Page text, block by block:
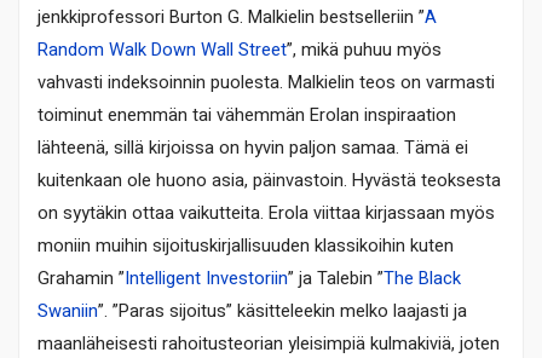
jenkkiprofessori Burton G. Malkielin bestselleriin ”A
Random Walk Down Wall Street”, mikä puhuu myös
vahvasti indeksoinnin puolesta. Malkielin teos on varmasti
toiminut enemmän tai vähemmän Erolan inspiraation
lähteenä, sillä kirjoissa on hyvin paljon samaa. Tämä ei
kuitenkaan ole huono asia, päinvastoin. Hyvästä teoksesta
on syytäkin ottaa vaikutteita. Erola viittaa kirjassaan myös
moniin muihin sijoituskirjallisuuden klassikoihin kuten
Grahamin ”Intelligent Investoriin” ja Talebin ”The Black
Swaniin”. ”Paras sijoitus” käsitteleekin melko laajasti ja
maanläheisesti rahoitusteorian yleisimpiä kulmakiviä, joten